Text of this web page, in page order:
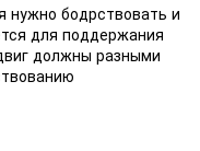
нужно бодрствовать и
для поддержания
должны разными